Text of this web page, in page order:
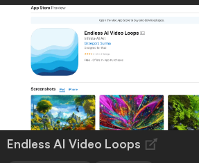
interaktive Quizze und einen KI-
Lernassistenten. Starte kostenlos
revolutioniere dein Lernen!
Endless AI Video Loops